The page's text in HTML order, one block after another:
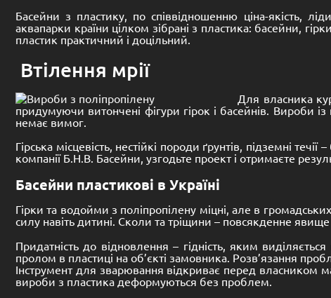
Басейни з пластику, по співвідношенню ціна-якість,
аквапарки країни цілком зібрані з пластика: басейни,
пластик практичний і доцільний.
Втілення мрії
Для власника
придумуючи витончені фігури гірок і басейнів. Вироби
немає вимог.
Гірська місцевість, нестійкі породи ґрунтів, підземні
компанії Б.Н.В. Басейни, узгодьте проект і отримаєте
Басейни пластикові в Україні
Гірки та водойми з поліпропілену міцні, але в
силу навіть дитині. Сколи та тріщини – повсякденне
Придатність до відновлення – гідність, яким
пролом в пластиці на об’єкті замовника. Розв’язання
Інструмент для зварювання відкриває перед власником
вироби з пластика деформуються без проблем.